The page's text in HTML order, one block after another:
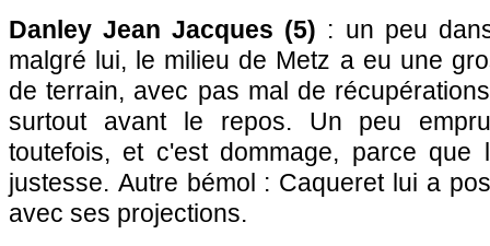
Danley Jean Jacques (5) : un peu
malgré lui, le milieu de Metz a eu une
de terrain, avec pas mal de
surtout avant le repos. Un peu
toutefois, et c'est dommage, parce que
justesse. Autre bémol : Caqueret lui a
avec ses projections.